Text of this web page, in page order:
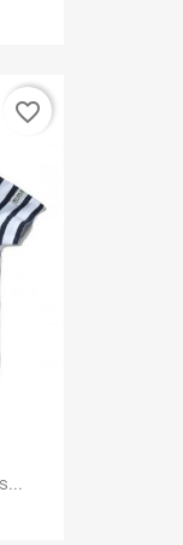
favorite_border